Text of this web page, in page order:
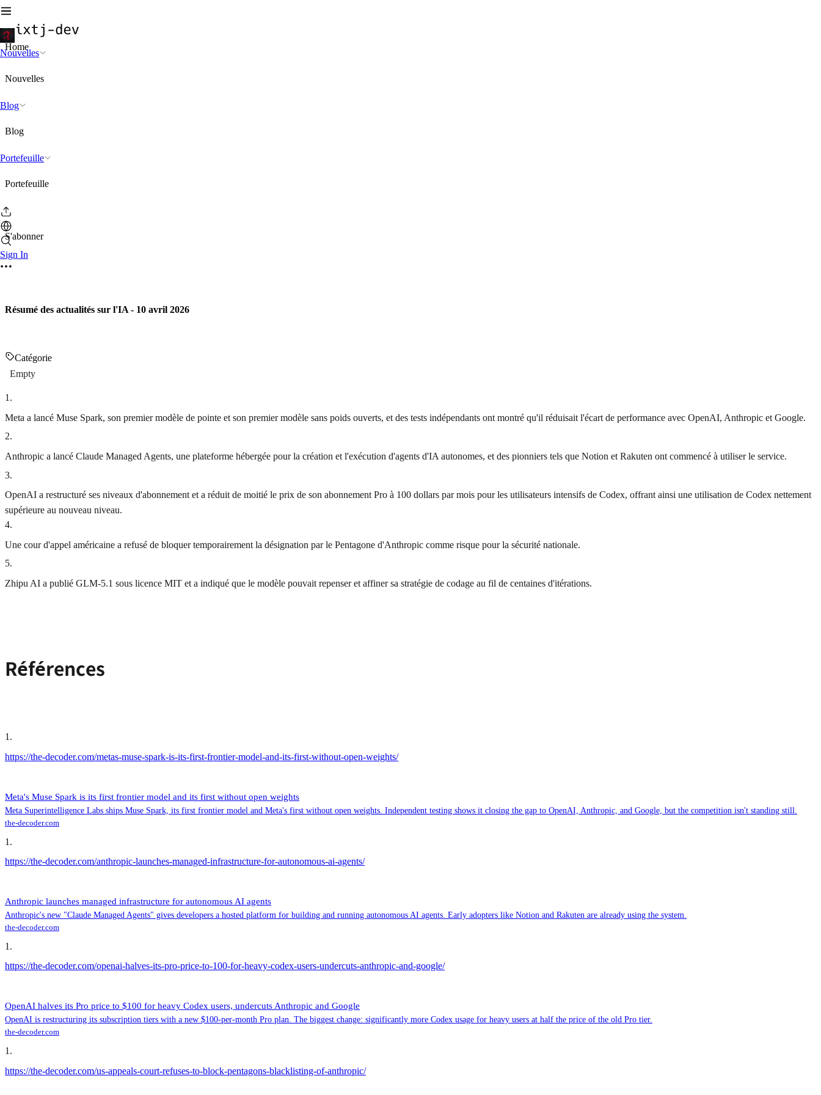
Nouvelles
Blog
Portefeuille
Sign In
Home
Nouvelles
Blog
Portefeuille
S'abonner
Résumé des actualités sur l'IA - 10 avril 2026
Catégorie
Empty
1 .
Meta a lancé Muse Spark, son premier modèle de pointe et son premier modèle sans poids ouverts, et des tests indépendants ont montré qu'il réduisait l'écart de performance avec OpenAI, Anthropic et Google.
2.
Anthropic a lancé Claude Managed Agents, une plateforme hébergée pour la création et l'exécution d'agents d'IA autonomes, et des pionniers tels que Notion et Rakuten ont commencé à utiliser le service.
3.
OpenAI a restructuré ses niveaux d'abonnement et a réduit de moitié le prix de son abonnement Pro à 100 dollars par mois pour les utilisateurs intensifs de Codex, offrant ainsi une utilisation de Codex nettement
supérieure au nouveau niveau.
4.
Une cour d'appel américaine a refusé de bloquer temporairement la désignation par le Pentagone d'Anthropic comme risque pour la sécurité nationale.
5.
Zhipu AI a publié GLM-5.1 sous licence MIT et a indiqué que le modèle pouvait repenser et affiner sa stratégie de codage au fil de centaines d'itérations.
Références
1 .
https://the-decoder.com/metas-muse-spark-is-its-first-frontier-model-and-its-first-without-open-weights/
Meta's Muse Spark is its first frontier model and its first without open weights
Meta Superintelligence Labs ships Muse Spark, its first frontier model and Meta's first without open weights. Independent testing shows it closing the gap to OpenAI, Anthropic, and Google, but the competition isn't standing still.
the-decoder.com
1 .
https://the-decoder.com/anthropic-launches-managed-infrastructure-for-autonomous-ai-agents/
Anthropic launches managed infrastructure for autonomous AI agents
Anthropic's new "Claude Managed Agents" gives developers a hosted platform for building and running autonomous AI agents. Early adopters like Notion and Rakuten are already using the system.
the-decoder.com
1 .
https://the-decoder.com/openai-halves-its-pro-price-to-100-for-heavy-codex-users-undercuts-anthropic-and-google/
OpenAI halves its Pro price to $100 for heavy Codex users, undercuts Anthropic and Google
OpenAI is restructuring its subscription tiers with a new $100-per-month Pro plan. The biggest change: significantly more Codex usage for heavy users at half the price of the old Pro tier.
the-decoder.com
1 .
https://the-decoder.com/us-appeals-court-refuses-to-block-pentagons-blacklisting-of-anthropic/